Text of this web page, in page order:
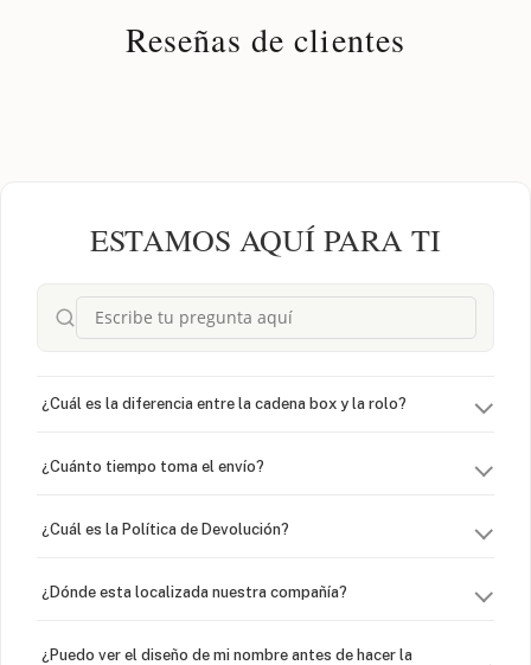
Reseñas de clientes
ESTAMOS AQUÍ PARA TI
¿Cuál es la diferencia entre la cadena box y la rolo?
¿Cuánto tiempo toma el envío?
¿Cuál es la Política de Devolución?
¿Dónde esta localizada nuestra compañía?
¿Puedo ver el diseño de mi nombre antes de hacer la